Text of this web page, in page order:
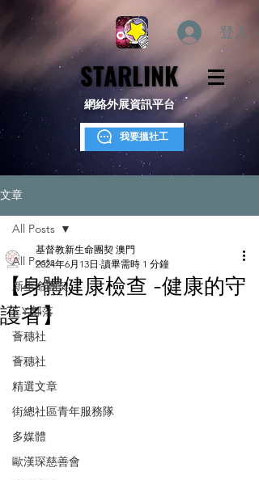
登入
STARLINK
STARLINK
網絡外展資訊平台
我要搵社工
文章
All Posts
新生命團契
S.Y.部落
薈穗社
薈穗社
精選文章
街總社區青年服務隊
多媒體
歐漢琛慈善會
All Posts
【身體健康檢查 -健康的守
護者】
基督教新生命團契 澳門
2024年6月13日 讀畢需時 1 分鐘